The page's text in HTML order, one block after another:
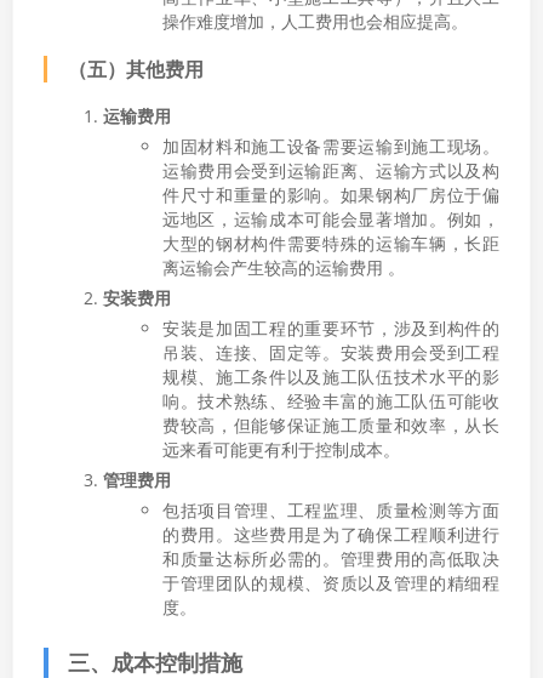
操作难度增加，人工费用也会相应提高。
（五）其他费用
运输费用
加固材料和施工设备需要运输到施工现场。
运输费用会受到运输距离、运输方式以及构
件尺寸和重量的影响。如果钢构厂房位于偏
远地区，运输成本可能会显著增加。例如，
大型的钢材构件需要特殊的运输车辆，长距
离运输会产生较高的运输费用 。
安装费用
安装是加固工程的重要环节，涉及到构件的
吊装、连接、固定等。安装费用会受到工程
规模、施工条件以及施工队伍技术水平的影
响。技术熟练、经验丰富的施工队伍可能收
费较高，但能够保证施工质量和效率，从长
远来看可能更有利于控制成本。
管理费用
包括项目管理、工程监理、质量检测等方面
的费用。这些费用是为了确保工程顺利进行
和质量达标所必需的。管理费用的高低取决
于管理团队的规模、资质以及管理的精细程
度。
三、成本控制措施